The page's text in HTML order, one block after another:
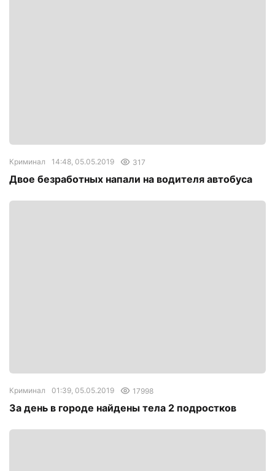
Криминал 14:48, 05.05.2019 317
Двое безработных напали на водителя автобуса
Криминал 01:39, 05.05.2019 17998
За день в городе найдены тела 2 подростков